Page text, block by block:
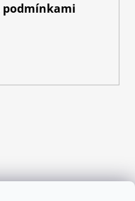
podmínkami